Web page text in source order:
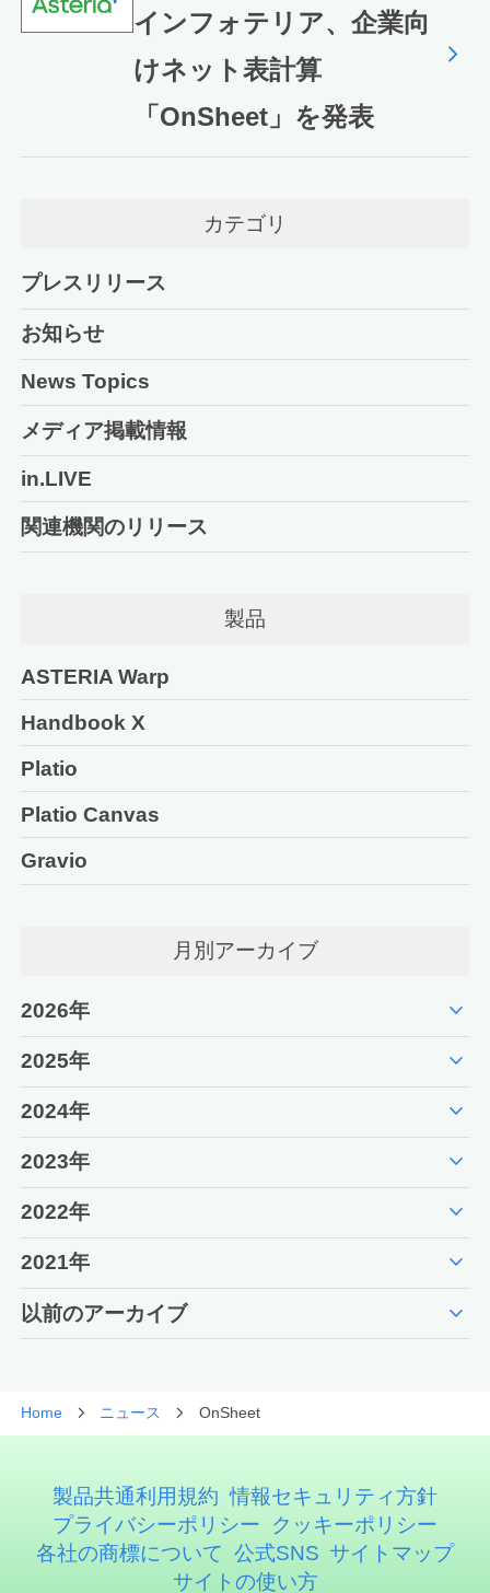
インフォテリア、企業向
けネット表計算
「OnSheet」を発表
カテゴリ
プレスリリース
お知らせ
News Topics
メディア掲載情報
in.LIVE
関連機関のリリース
製品
ASTERIA Warp
Handbook X
Platio
Platio Canvas
Gravio
月別アーカイブ
2026年 expand_more
2025年 expand_more
2024年 expand_more
2023年 expand_more
2022年 expand_more
2021年 expand_more
以前のアーカイブ expand_more
Home ニュース OnSheet
製品共通利用規約 情報セキュリティ方針
プライバシーポリシー
クッキーポリシー
各社の商標について 公式SNS サイトマップ
サイトの使い方